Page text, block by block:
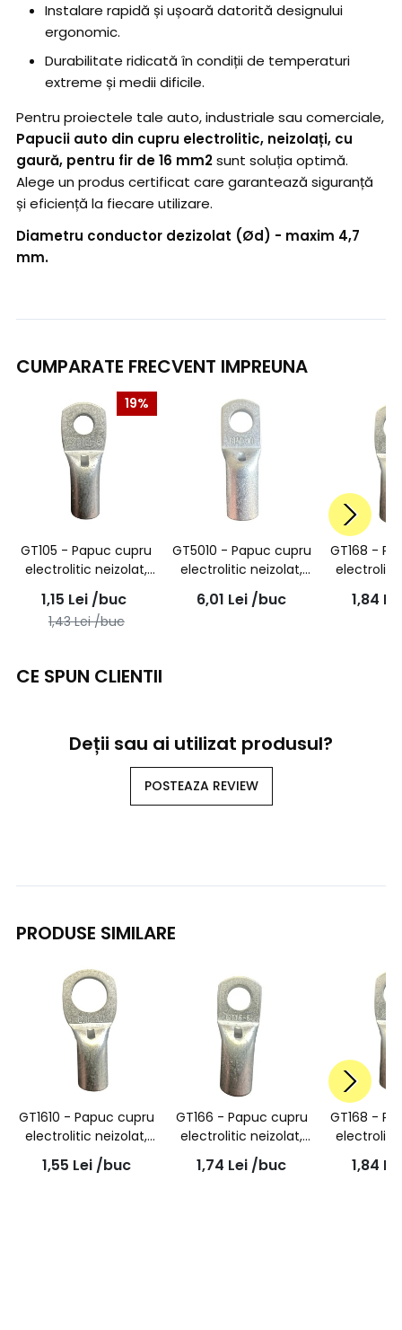
Instalare rapidă și ușoară datorită designului
ergonomic.
Durabilitate ridicată în condiții de temperaturi
extreme și medii dificile.
Pentru proiectele tale auto, industriale sau comerciale,
Papucii auto din cupru electrolitic, neizolați, cu
gaură, pentru fir de 16 mm2sunt soluția optimă.
Alege un produs certificat care garantează siguranță
și eficiență la fiecare utilizare.
Diametru conductor dezizolat (Ød) - maxim 4,7
mm.
CUMPARATE FRECVENT IMPREUNA
19%
GT105 - Papuc cupru
electrolitic neizolat,
cu gaura surub M5,
pentru fir de 10mmp
1,15 Lei /buc
1,43Lei /buc
GT5010 - Papuc cupru
electrolitic neizolat,
cu gaura surub M10,
pentru fir de 50mmp
6,01 Lei /buc
GT168 -
pentru fir
1,84 Lei
CE SPUN CLIENTII
Deții sau ai utilizat produsul?
POSTEAZA REVIEW
PRODUSE SIMILARE
GT1610 - Papuc cupru
electrolitic neizolat,
cu gaura surub M10,
pentru fir de 16mmp
1,55 Lei /buc
GT166 - Papuc cupru
electrolitic neizolat,
cu gaura surub M6,
pentru fir de 16mmp
1,74 Lei /buc
GT168 -
pentru fir
1,84 Lei